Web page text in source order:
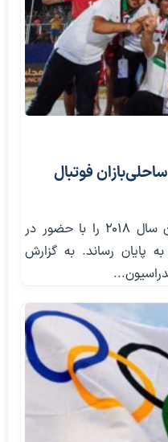
سال ۲۰۱۸ برای ساحلی‌بازان فوتبال
تیم ملی فوتبال ساحلی کشورمان سال ۲۰۱۸ را با حضور در
پایان رساند. به گزارش